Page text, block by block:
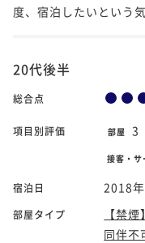
度、宿泊したいという
20代後半
総合点
項目別評価 部屋 3
接客・サ
宿泊日 2018
部屋タイプ
【禁
同伴不